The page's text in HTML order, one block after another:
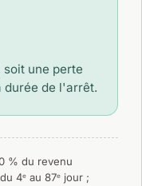
une perte
durée de l'arrêt.
% du revenu
4ᵉ au 87ᵉ jour ;